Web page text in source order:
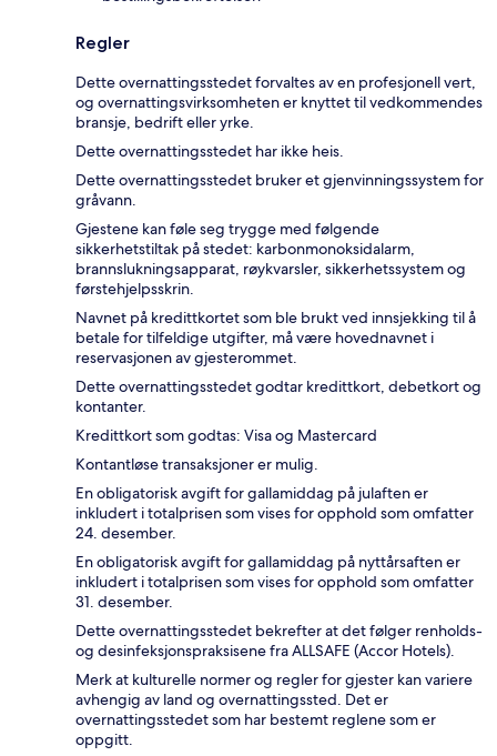
Regler
Dette overnattingsstedet forvaltes av en profesjonell vert,
og overnattingsvirksomheten er knyttet til vedkommendes
bransje, bedrift eller yrke.
Dette overnattingsstedet har ikke heis.
Dette overnattingsstedet bruker et gjenvinningssystem for
gråvann.
Gjestene kan føle seg trygge med følgende
sikkerhetstiltak på stedet: karbonmonoksidalarm,
brannslukningsapparat, røykvarsler, sikkerhetssystem og
førstehjelpsskrin.
Navnet på kredittkortet som ble brukt ved innsjekking til å
betale for tilfeldige utgifter, må være hovednavnet i
reservasjonen av gjesterommet.
Dette overnattingsstedet godtar kredittkort, debetkort og
kontanter.
Kredittkort som godtas: Visa og Mastercard
Kontantløse transaksjoner er mulig.
En obligatorisk avgift for gallamiddag på julaften er
inkludert i totalprisen som vises for opphold som omfatter
24. desember.
En obligatorisk avgift for gallamiddag på nyttårsaften er
inkludert i totalprisen som vises for opphold som omfatter
31. desember.
Dette overnattingsstedet bekrefter at det følger renholds-
og desinfeksjonspraksisene fra ALLSAFE (Accor Hotels).
Merk at kulturelle normer og regler for gjester kan variere
avhengig av land og overnattingssted. Det er
overnattingsstedet som har bestemt reglene som er
oppgitt.